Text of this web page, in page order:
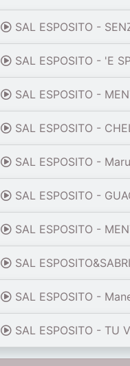
SAL ESPOSITO -
SAL ESPOSITO - 'E
SAL ESPOSITO -
SAL ESPOSITO -
SAL ESPOSITO -
SAL ESPOSITO -
SAL ESPOSITO -
SAL
SAL ESPOSITO -
SAL ESPOSITO - TU